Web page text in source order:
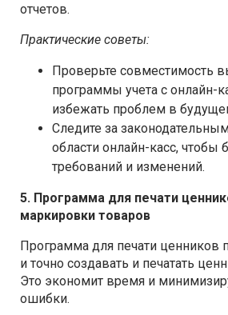
отчетов.
Практические советы:
Проверьте совместимость
программы учета с онлайн-
избежать проблем в
Следите за
области онлайн-касс, чтобы
требований и изменений.
5. Программа для печати
маркировки товаров
Программа для печати ценников
и точно создавать и печатать
Это экономит время и
ошибки.